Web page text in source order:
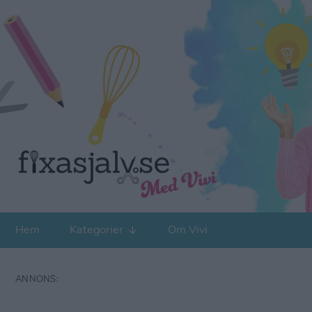
Hem Kategorier Om Vivi